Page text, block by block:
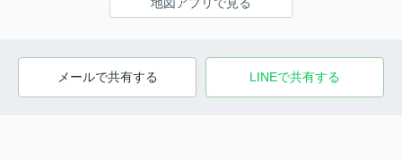
メールで共有する LINEで共有する